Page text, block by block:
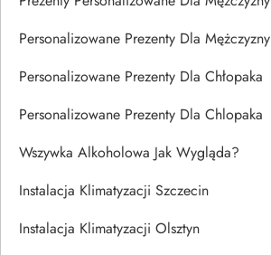
Personalizowane Prezenty Dla Mężczyzny
Personalizowane Prezenty Dla Chłopaka
Personalizowane Prezenty Dla Chlopaka
Wszywka Alkoholowa Jak Wygląda?
Instalacja Klimatyzacji Szczecin
Instalacja Klimatyzacji Olsztyn